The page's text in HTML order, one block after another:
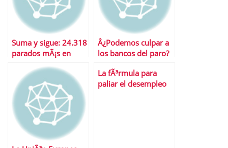
Suma y sigue: 24.318
parados mÃ¡s en
Â¿Podemos culpar a
los bancos del paro?
La fÃ³rmula para
paliar el desempleo